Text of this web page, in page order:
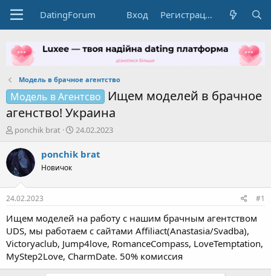
DatingForum Вход Регистрация
Модель в брачное агентство
Модель в Агентсво
Ищем моделей в брачное
агенство! Украина
А
т
о
р
е
ы
ponchik brat
Д
т
л
а
24.02.2023
ponchik brat
Новичок
24.02.2023 #1
Ищем моделей на работу с нашим брачным агентством
UDS, мы работаем с сайтами Affiliact(Anastasia/Svadba),
Victoryaclub, Jump4love, RomanceCompass, LoveTemptation,
MyStep2Love, CharmDate. 50% комиссия